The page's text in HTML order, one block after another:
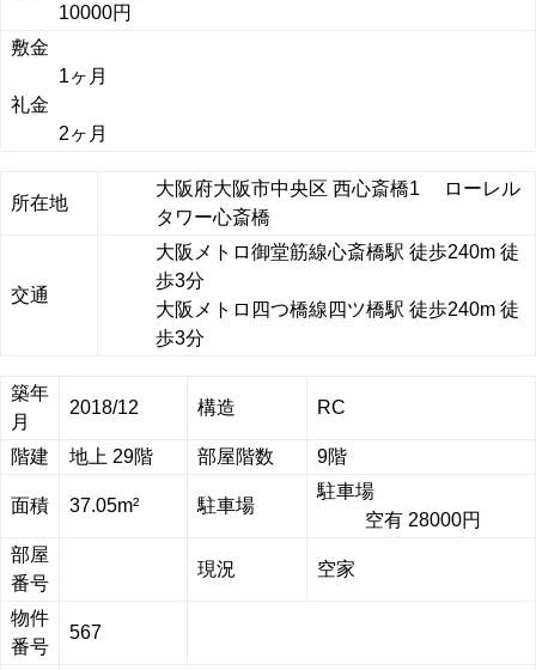
10000円
敷金
1ヶ月
礼金
2ヶ月
所在地
大阪府大阪市中央区 西心斎橋1 ローレル
タワー心斎橋
交通
大阪メトロ御堂筋線心斎橋駅 徒歩240m 徒
歩3分
大阪メトロ四つ橋線四ツ橋駅 徒歩240m 徒
歩3分
築年
月
2018/12 構造 RC
階建 地上 29階 部屋階数 9階
面積 37.05m² 駐車場
駐車場
空有 28000円
部屋
番号
現況 空家
物件
番号
567